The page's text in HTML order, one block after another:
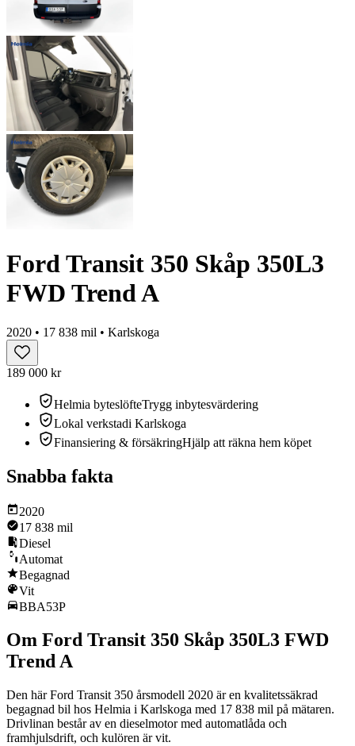
Ford Transit 350 Skåp 350L3
FWD Trend A
2020 • 17 838 mil • Karlskoga
189 000 kr
Helmia byteslöfteTrygg inbytesvärdering
Lokal verkstadi Karlskoga
Finansiering & försäkringHjälp att räkna hem köpet
Snabba fakta
2020
17 838 mil
Diesel
Automat
Begagnad
Vit
BBA53P
Om Ford Transit 350 Skåp 350L3 FWD
Trend A
Den här Ford Transit 350 årsmodell 2020 är en kvalitetssäkrad
begagnad bil hos Helmia i Karlskoga med 17 838 mil på mätaren.
Drivlinan består av en dieselmotor med automatlåda och
framhjulsdrift, och kulören är vit.